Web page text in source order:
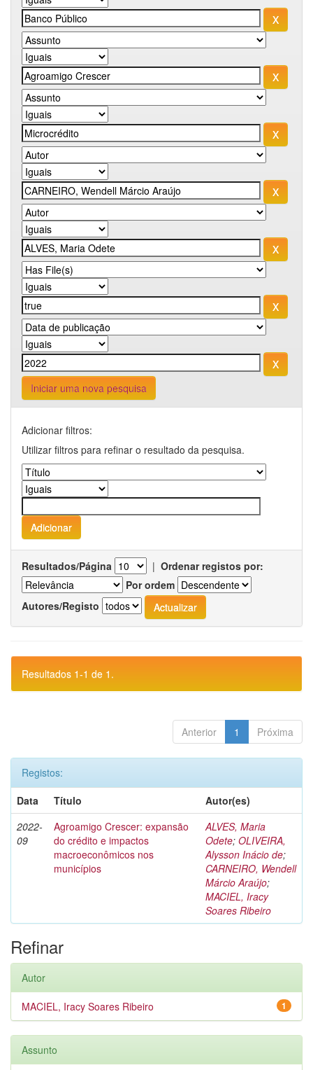
Iniciar uma nova pesquisa
Adicionar filtros:
Utilizar filtros para refinar o resultado da pesquisa.
Resultados/Página | Ordenar registos por:
Por ordem
Autores/Registo
Resultados 1-1 de 1.
Anterior 1 Próxima
Registos:
Data
Título
Autor(es)
2022-
09
Agroamigo Crescer: expansão
do crédito e impactos
macroeconômicos nos
municípios
ALVES, Maria
Odete; OLIVEIRA,
Alysson Inácio de;
CARNEIRO, Wendell
Márcio Araújo;
MACIEL, Iracy
Soares Ribeiro
Refinar
Autor
1
MACIEL, Iracy Soares Ribeiro
Assunto